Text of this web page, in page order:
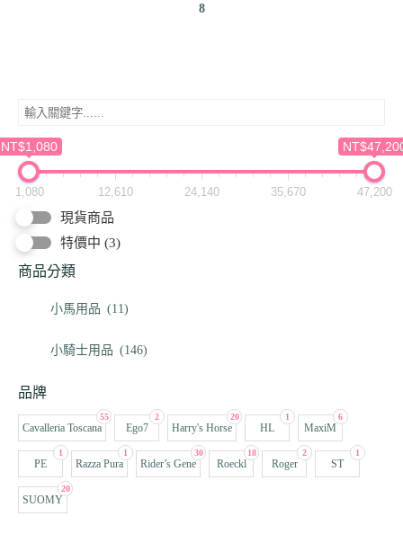
NT$1,080
1,080 12,610 24,140 35,670 47,200
現貨商品
特價中 (3)
商品分類
小馬用品 (11)
小騎士用品 (146)
品牌
55
Cavalleria Toscana
2
Ego7
20
Harry's Horse
1
HL
6
MaxiM
1
PE
1
Razza Pura
30
Rider’s Gene
18
Roeckl
2
Roger
1
ST
20
SUOMY
8